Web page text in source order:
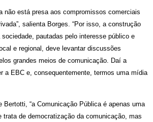
não está presa aos compromissos comerciais
salienta Borges. “Por isso, a construção
pautadas pelo interesse público e
e regional, deve levantar discussões
grandes meios de comunicação. Daí a
a EBC e, consequentemente, termos uma mídia
Bertotti, “a Comunicação Pública é apenas uma
trata de democratização da comunicação, mas